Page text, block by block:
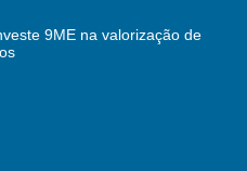
9ME na valorização de